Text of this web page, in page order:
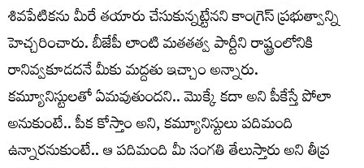
శివపేటికను మీరే తయారు చేసుకున్నట్టేనని కాంగ్రెస్ ప్రభుత్వాన్ని
హెచ్చరించారు. బీజేపీ లాంటి మతతత్వ పార్టీని రాష్ట్రంలోనికి
రానివ్వకూడదనే మీకు మద్దతు ఇచ్చాం అన్నారు.
కమ్యూనిస్టులతో ఏమవుతుందని.. మొక్కే కదా అని పీకేస్తే పోలా
అనుకుంటే.. పీక కోస్తాం అని, కమ్యూనిస్టులు పదిమంది
ఉన్నారనుకుంటే.. ఆ పదిమంది మీ సంగతి తేలుస్తారు అని తీవ్ర